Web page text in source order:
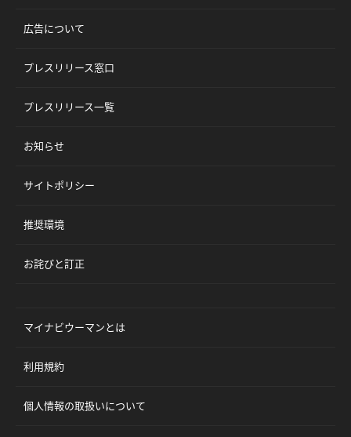
広告について
プレスリリース窓口
プレスリリース一覧
お知らせ
サイトポリシー
推奨環境
お詫びと訂正
マイナビウーマンとは
利用規約
個人情報の取扱いについて